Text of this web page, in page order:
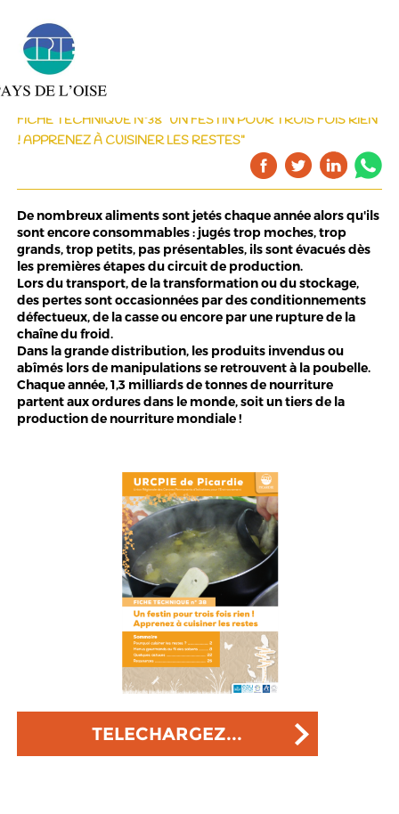
FICHE TECHNIQUE N°38 "UN FESTIN POUR TROIS FOIS RIEN
! APPRENEZ À CUISINER LES RESTES"
De nombreux aliments sont jetés chaque année alors qu'ils
sont encore consommables : jugés trop moches, trop
grands, trop petits, pas présentables, ils sont évacués dès
les premières étapes du circuit de production.
Lors du transport, de la transformation ou du stockage,
des pertes sont occasionnées par des conditionnements
défectueux, de la casse ou encore par une rupture de la
chaîne du froid.
Dans la grande distribution, les produits invendus ou
abîmés lors de manipulations se retrouvent à la poubelle.
Chaque année, 1,3 milliards de tonnes de nourriture
partent aux ordures dans le monde, soit un tiers de la
production de nourriture mondiale !
TELECHARGEZ...